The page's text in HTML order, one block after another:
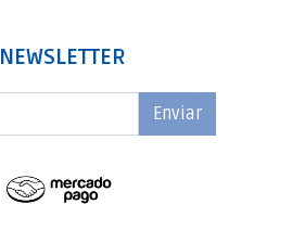
NEWSLETTER
Enviar